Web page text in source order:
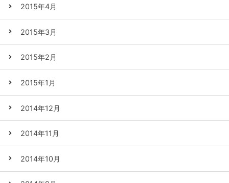
2015年4月
2015年3月
2015年2月
2015年1月
2014年12月
2014年11月
2014年10月